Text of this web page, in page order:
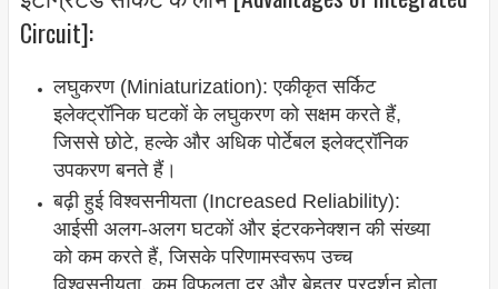
Circuit]:
लघुकरण (Miniaturization): एकीकृत सर्किट
इलेक्ट्रॉनिक घटकों के लघुकरण को सक्षम करते हैं,
जिससे छोटे, हल्के और अधिक पोर्टेबल इलेक्ट्रॉनिक
उपकरण बनते हैं।
बढ़ी हुई विश्वसनीयता (Increased Reliability):
आईसी अलग-अलग घटकों और इंटरकनेक्शन की संख्या
को कम करते हैं, जिसके परिणामस्वरूप उच्च